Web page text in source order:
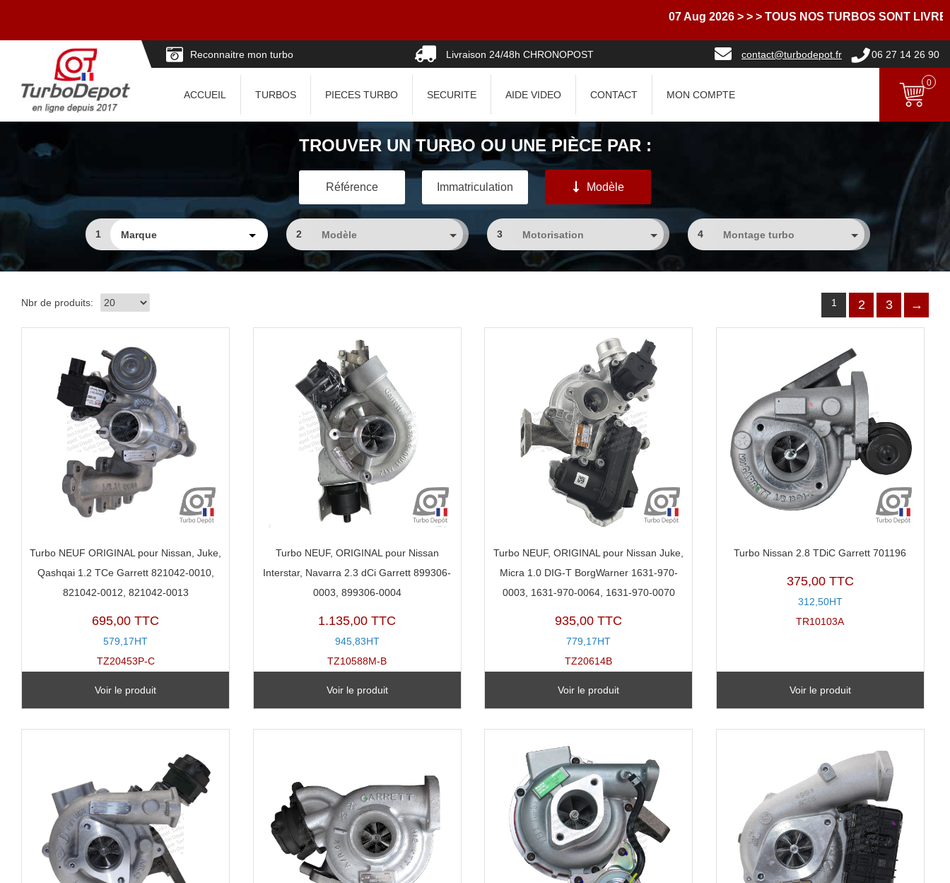
07 Aug 2026 > > > TOUS NOS TURBOS SONT LIVRES AVEC
Reconnaitre mon turbo Livraison 24/48h CHRONOPOST contact@turbodepot.fr 06 27 14 26 90
ACCUEIL TURBOS PIECES TURBO SECURITE AIDE VIDEO CONTACT MON COMPTE
0
TROUVER UN TURBO OU UNE PIÈCE PAR :
Référence Immatriculation Modèle
1 2 3 4
1 2 3 →
Nbr de produits:
Turbo NEUF ORIGINAL pour Nissan, Juke,
Qashqai 1.2 TCe Garrett 821042-0010,
821042-0012, 821042-0013
695,00 TTC
579,17HT
TZ20453P-C
Voir le produit
Turbo NEUF, ORIGINAL pour Nissan
Interstar, Navarra 2.3 dCi Garrett 899306-
0003, 899306-0004
1.135,00 TTC
945,83HT
TZ10588M-B
Voir le produit
Turbo NEUF, ORIGINAL pour Nissan Juke,
Micra 1.0 DIG-T BorgWarner 1631-970-
0003, 1631-970-0064, 1631-970-0070
935,00 TTC
779,17HT
TZ20614B
Voir le produit
Turbo Nissan 2.8 TDiC Garrett 701196
375,00 TTC
312,50HT
TR10103A
Voir le produit